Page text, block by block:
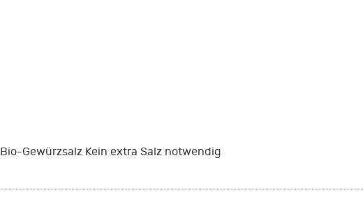
Bio-Gewürzsalz Kein extra Salz notwendig